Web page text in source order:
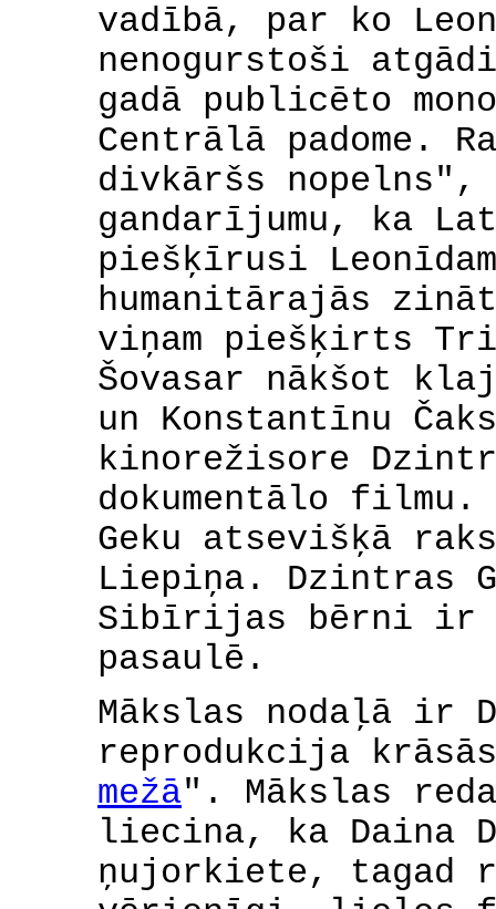
vadībā, par ko
nenogurstoši
gadā publicēto
Centrālā padome.
divkāršs nopelns",
gandarījumu, ka
piešķīrusi
humanitārajās
viņam piešķirts
Šovasar nākšot
un Konstantīnu
kinorežisore
dokumentālo
Geku atsevišķā
Liepiņa. Dzintras
Sibīrijas bērni ir
pasaulē.
Mākslas nodaļā ir
reprodukcija
mežā". Mākslas
liecina, ka Daina
ņujorkiete, tagad